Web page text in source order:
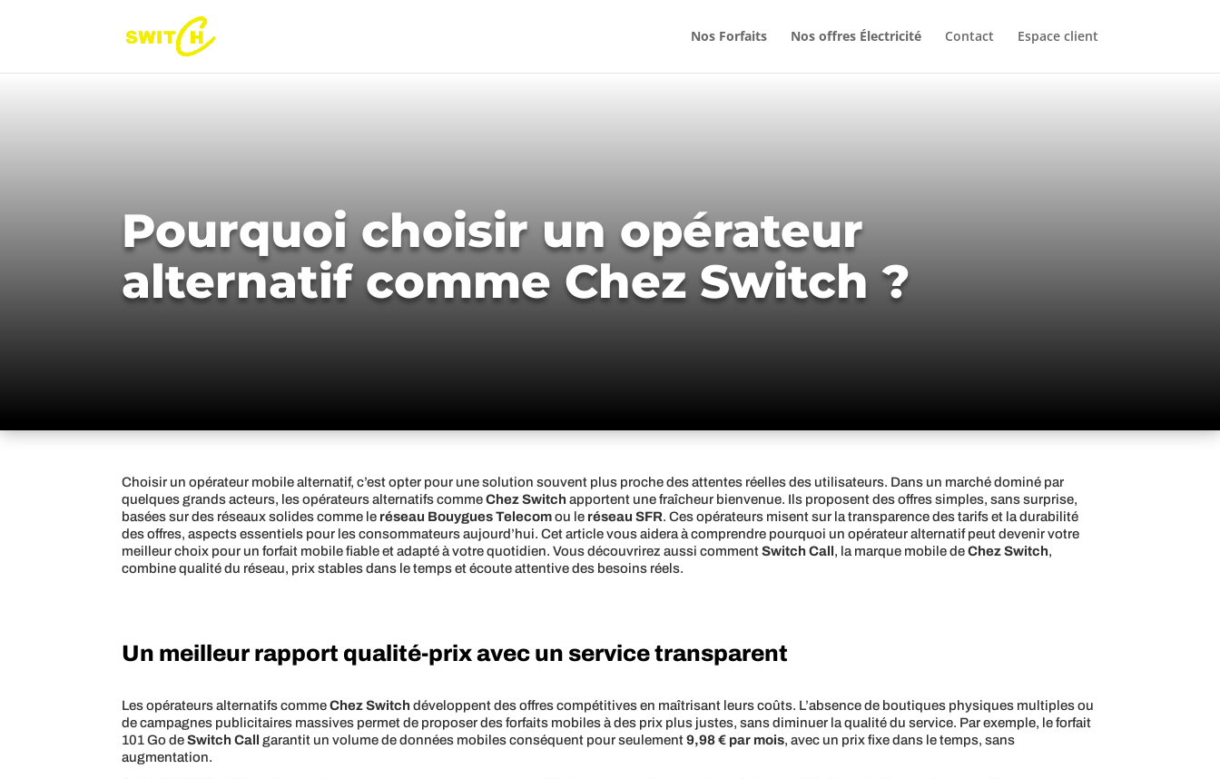
Nos Forfaits Nos offres Électricité Contact Espace client
Pourquoi choisir un opérateur
alternatif comme Chez Switch ?
Choisir un opérateur mobile alternatif, c’est opter pour une solution souvent plus proche des attentes réelles des utilisateurs. Dans un marché dominé par
quelques grands acteurs, les opérateurs alternatifs commeChez Switch apportent une fraîcheur bienvenue. Ils proposent des offres simples, sans surprise,
basées sur des réseaux solides comme le réseau Bouygues Telecomou le réseau SFR. Ces opérateurs misent sur la transparence des tarifs et la durabilité
des offres, aspects essentiels pour les consommateurs aujourd’hui. Cet article vous aidera à comprendre pourquoi un opérateur alternatif peut devenir votre
meilleur choix pour un forfait mobile fiable et adapté à votre quotidien. Vous découvrirez aussi commentSwitch Call, la marque mobile deChez Switch,
combine qualité du réseau, prix stables dans le temps et écoute attentive des besoins réels.
Un meilleur rapport qualité-prix avec un service transparent
Les opérateurs alternatifs commeChez Switch développent des offres compétitives en maîtrisant leurs coûts. L’absence de boutiques physiques multiples ou
de campagnes publicitaires massives permet de proposer des forfaits mobiles à des prix plus justes, sans diminuer la qualité du service. Par exemple, le forfait
101 Go deSwitch Call garantit un volume de données mobiles conséquent pour seulement9,98 € par mois, avec un prix fixe dans le temps, sans
augmentation.